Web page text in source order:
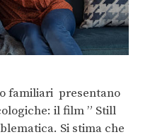
familiari presentano
il film ” Still
Si stima che